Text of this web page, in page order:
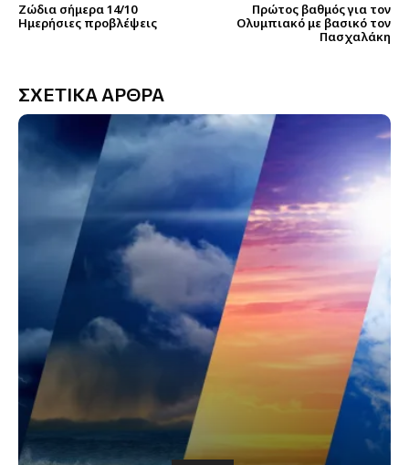
Ζώδια σήμερα 14/10
Ημερήσιες προβλέψεις
Πρώτος βαθμός για τον
Ολυμπιακό με βασικό τον
Πασχαλάκη
ΣΧΕΤΙΚΑ ΑΡΘΡΑ